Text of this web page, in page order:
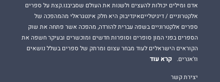
אדם ומילים יכולות להעצים ולשנות את העולם שסביבנו.קצת על ספרים
אלקטרוניים / דיגיטלייםאינדיבוק היא חלק אינטגראלי מהמהפכה של
ספרים אלקטרוניים בשפה עברית להורדה, מהפכה אשר פתחה את שוק
הספרים בפני המון סופרים וסופרות חדשים ומוכשרים ובעיקר חשפה את
הקוראים הישראלים לעוד מבחר עצום ומרתק של ספרים בשלל נושאים
וז'אנרים.
קרא עוד
יצירת קשר